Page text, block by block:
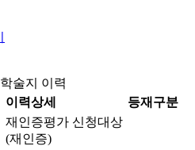
학술지 이력
이력상세 등재구분
재인증평가 신청대상
(재인증)